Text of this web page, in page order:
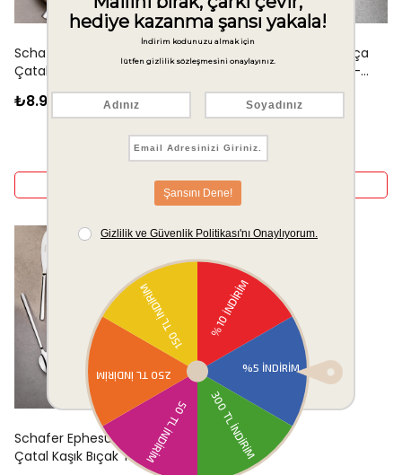
Schafer Hamburg 72 Parça
Çatal Kaşık Bıçak Takımı-
Gümüş31
₺8.999,00
Schafer Ephesus 84 Parça
Çatal Kaşık Bıçak Takımı-
Gümüş
₺10.999,00
Schafer Ephesus 84 Parça
Çatal Kaşık Bıçak Takımı-